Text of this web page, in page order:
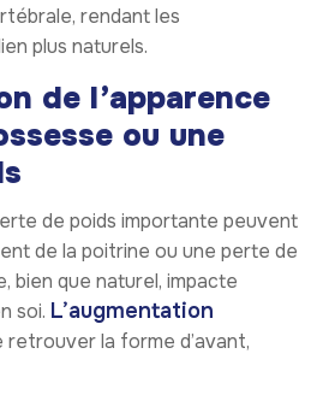
rendant les
plus naturels.
de l’apparence
ou une
de poids importante peuvent
de la poitrine ou une perte de
bien que naturel, impacte
soi. L’augmentation
retrouver la forme d’avant,